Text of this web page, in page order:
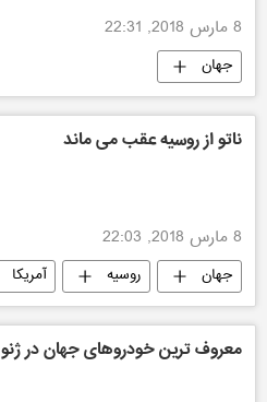
8 مارس 2018, 22:31
جهان
ناتو از روسیه عقب می ماند
8 مارس 2018, 22:03
جهان روسیه آمریکا
معروف ترین خودروهای جهان در ژنو